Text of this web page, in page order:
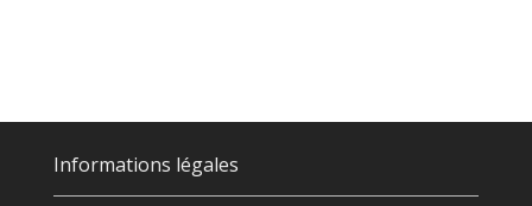
Informations légales